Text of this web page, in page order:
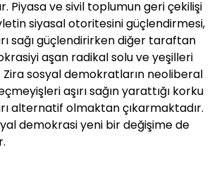
Piyasa ve sivil toplumun geri çekilişi
siyasal otoritesini güçlendirmesi,
sağı güçlendirirken diğer taraftan
aşan radikal solu ve yeşilleri
sosyal demokratların neoliberal
aşırı sağın yarattığı korku
alternatif olmaktan çıkarmaktadır.
demokrasi yeni bir değişime de